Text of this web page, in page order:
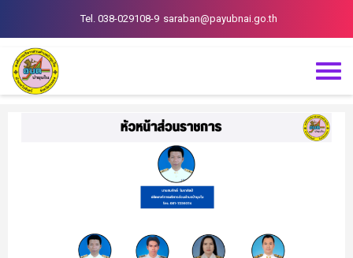
Tel. 038-029108-9 saraban@payubnai.go.th